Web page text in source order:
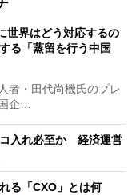
世界はどう対応するの
る「蒸留を行う中国
者・田代尚機氏のプレ
企…
入れ必至か 経済運営
る「CXO」とは何